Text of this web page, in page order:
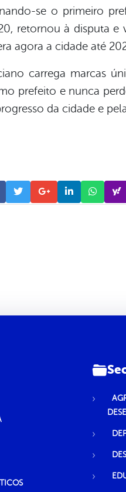
se o primeiro
retornou à disputa e
agora a cidade até
carrega marcas
prefeito e nunca
da cidade e